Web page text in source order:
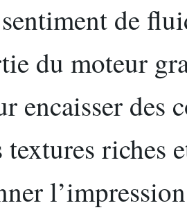
de
du moteur
encaisser des
textures riches